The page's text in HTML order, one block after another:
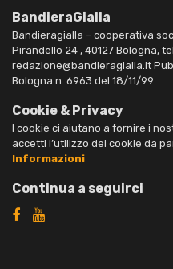
BandieraGialla
Bandieragialla – cooperativa
Pirandello 24 , 40127 Bologna,
redazione@bandieragialla.it
Bologna n. 6963 del 18/11/99
Cookie & Privacy
I cookie ci aiutano a fornire i
accetti l’utilizzo dei cookie da
Informazioni
Continua a seguirci